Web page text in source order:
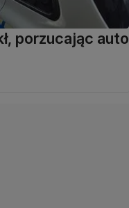
porzucając auto